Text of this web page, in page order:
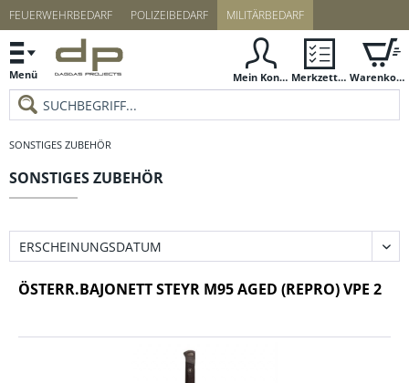
FEUERWEHRBEDARF POLIZEIBEDARF MILITÄRBEDARF
Menü Mein Konto Merkzettel Warenkorb
SONSTIGES ZUBEHÖR
SONSTIGES ZUBEHÖR
ÖSTERR.BAJONETT STEYR M95 AGED (REPRO) VPE 2